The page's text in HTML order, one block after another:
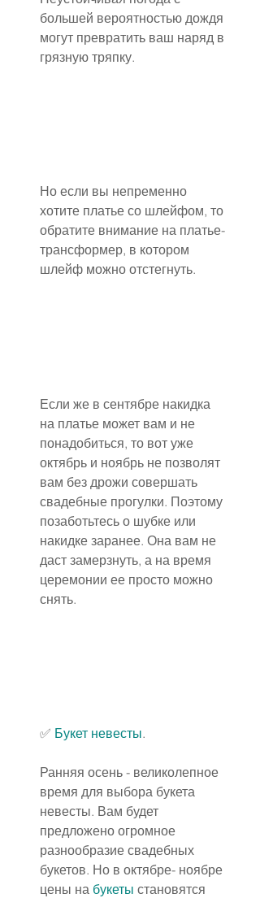
большей вероятностью дождя
могут превратить ваш наряд в
грязную тряпку.
Но если вы непременно
хотите платье со шлейфом, то
обратите внимание на платье-
трансформер, в котором
шлейф можно отстегнуть.
Если же в сентябре накидка
на платье может вам и не
понадобиться, то вот уже
октябрь и ноябрь не позволят
вам без дрожи совершать
свадебные прогулки. Поэтому
позаботьтесь о шубке или
накидке заранее. Она вам не
даст замерзнуть, а на время
церемонии ее просто можно
снять.
✅ Букет невесты.
Ранняя осень - великолепное
время для выбора букета
невесты. Вам будет
предложено огромное
разнообразие свадебных
букетов. Но в октябре- ноябре
цены на букеты становятся